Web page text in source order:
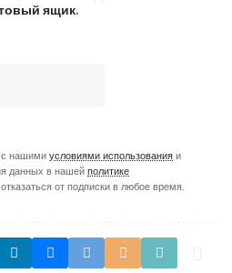
ящик.
с нашими условиями использования и
данных в нашей политике
от подписки в любое время.